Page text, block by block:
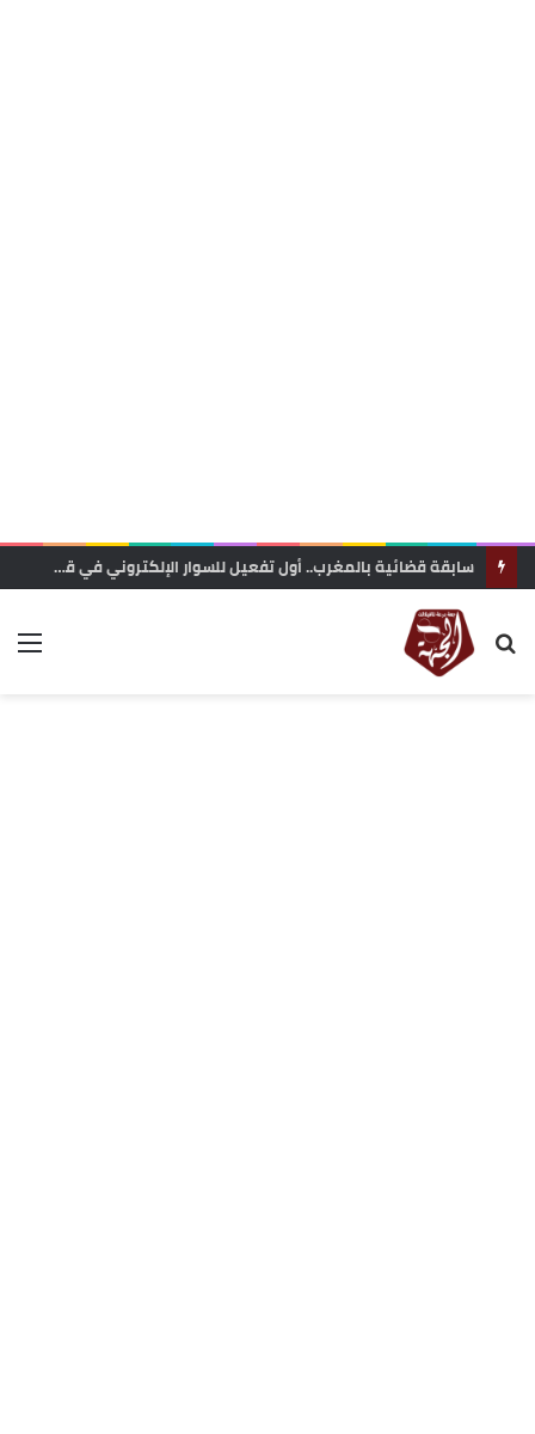
تعزية في وفاة المناضل و الفاعل الجمعوي حسن السريري